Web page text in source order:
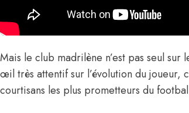
Mais le club madrilène n’est pas seul sur
œil très attentifsur l’évolution du joueur,
courtisans les plus prometteurs du